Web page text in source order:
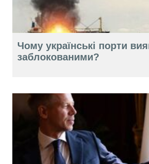
Чому українські порти
заблокованими?